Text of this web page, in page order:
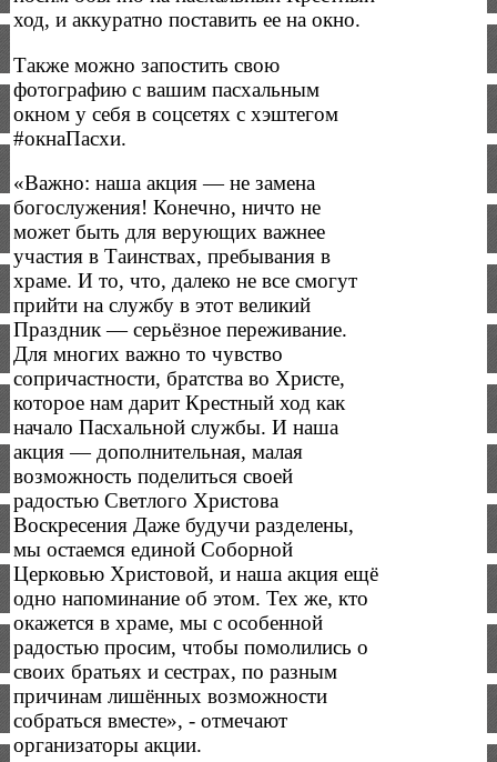
ход, и аккуратно поставить ее на окно.
Также можно запостить свою
фотографию с вашим пасхальным
окном у себя в соцсетях с хэштегом
#окнаПасхи.
«Важно: наша акция — не замена
богослужения! Конечно, ничто не
может быть для верующих важнее
участия в Таинствах, пребывания в
храме. И то, что, далеко не все смогут
прийти на службу в этот великий
Праздник — серьёзное переживание.
Для многих важно то чувство
сопричастности, братства во Христе,
которое нам дарит Крестный ход как
начало Пасхальной службы. И наша
акция — дополнительная, малая
возможность поделиться своей
радостью Светлого Христова
Воскресения Даже будучи разделены,
мы остаемся единой Соборной
Церковью Христовой, и наша акция ещё
одно напоминание об этом. Тех же, кто
окажется в храме, мы с особенной
радостью просим, чтобы помолились о
своих братьях и сестрах, по разным
причинам лишённых возможности
собраться вместе», - отмечают
организаторы акции.